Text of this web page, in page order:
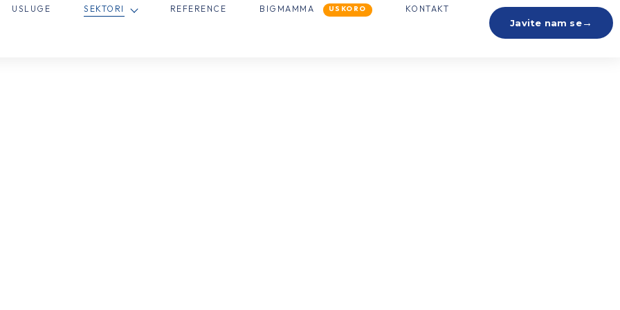
USLUGE SEKTORI REFERENCE BIGMAMMA USKORO KONTAKT
Javite nam se→